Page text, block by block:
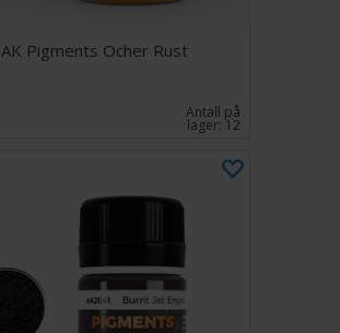
AK Pigments Ocher Rust
Antall på
lager: 12